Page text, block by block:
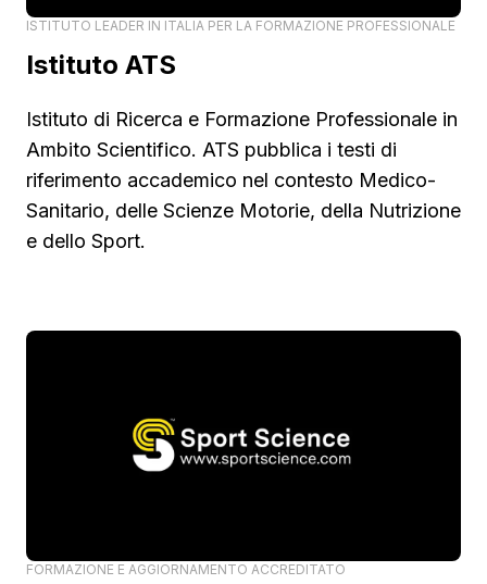
ISTITUTO LEADER IN ITALIA PER LA FORMAZIONE PROFESSIONALE
Istituto ATS
Istituto di Ricerca e Formazione Professionale in
Ambito Scientifico. ATS pubblica i testi di
riferimento accademico nel contesto Medico-
Sanitario, delle Scienze Motorie, della Nutrizione
e dello Sport.
FORMAZIONE E AGGIORNAMENTO ACCREDITATO